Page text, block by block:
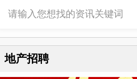
请输入您想找的资讯关键词
地产招聘